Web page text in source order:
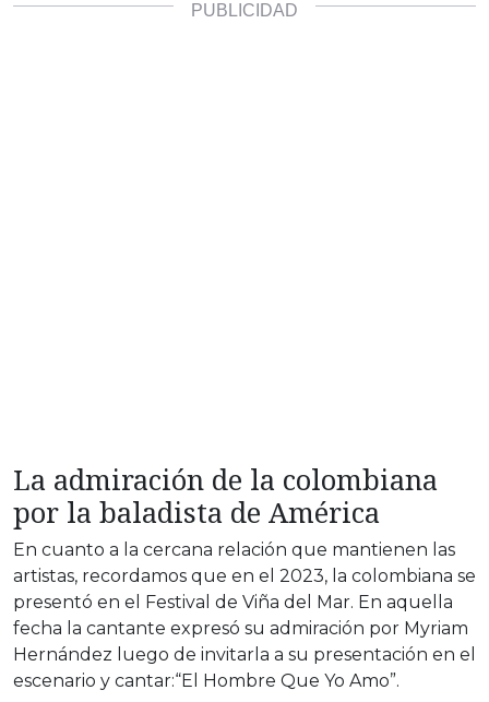
La admiración de la colombiana
por la baladista de América
En cuanto a la cercana relación que mantienen las
artistas, recordamos que en el 2023, la colombiana se
presentó en el Festival de Viña del Mar. En aquella
fecha la cantante expresó su admiración por Myriam
Hernández luego de invitarla a su presentación en el
escenario y cantar:“El Hombre Que Yo Amo”.